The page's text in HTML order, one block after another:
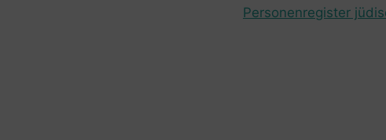
Personenregister